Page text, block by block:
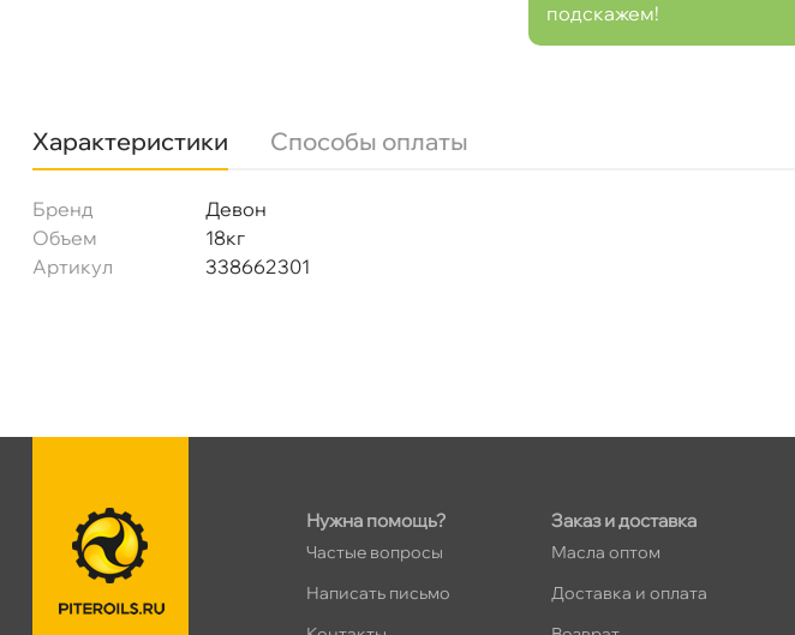
подскажем!
Характеристики Способы оплаты
Бренд
Девон
Объем
18к
Артикул
338662301
Богатырский пр. 12
Пн–Вс10:00 – 21:00
Сегодня, бесплатно
н. Обводного канала 115
Ленинский пр. 92 к.1
ПН–ВС
Нужна помощь?
Частые вопросы
Написать письмо
Заказ и доставка
Масла оптом
Доставка и оплата